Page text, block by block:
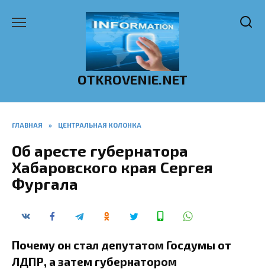
OTKROVENIE.NET
ГЛАВНАЯ » ЦЕНТРАЛЬНАЯ КОЛОНКА
Об аресте губернатора
Хабаровского края Сергея
Фургала
Почему он стал депутатом Госдумы от
ЛДПР, а затем губернатором